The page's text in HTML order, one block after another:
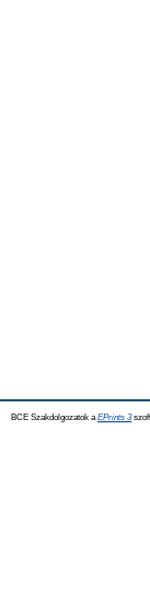
BCE Szakdolgozatok a EPrints 3